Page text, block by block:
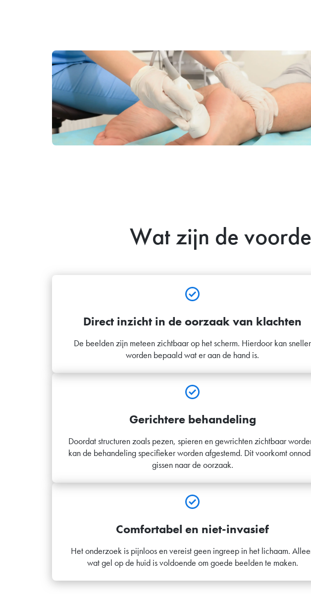
Wat zijn de
Direct inzicht in de oorzaak van klachten
De beelden zijn meteen zichtbaar op het scherm. Hierdoor kan sneller
worden bepaald wat er aan de hand is.
Gerichtere behandeling
Doordat structuren zoals pezen, spieren en gewrichten zichtbaar
kan de behandeling specifieker worden afgestemd. Dit voorkomt
gissen naar de oorzaak.
Comfortabel en niet-invasief
Het onderzoek is pijnloos en vereist geen ingreep in het lichaam.
wat gel op de huid is voldoende om goede beelden te maken.